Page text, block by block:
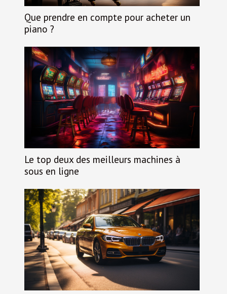
Que prendre en compte pour acheter un
piano ?
Le top deux des meilleurs machines à
sous en ligne